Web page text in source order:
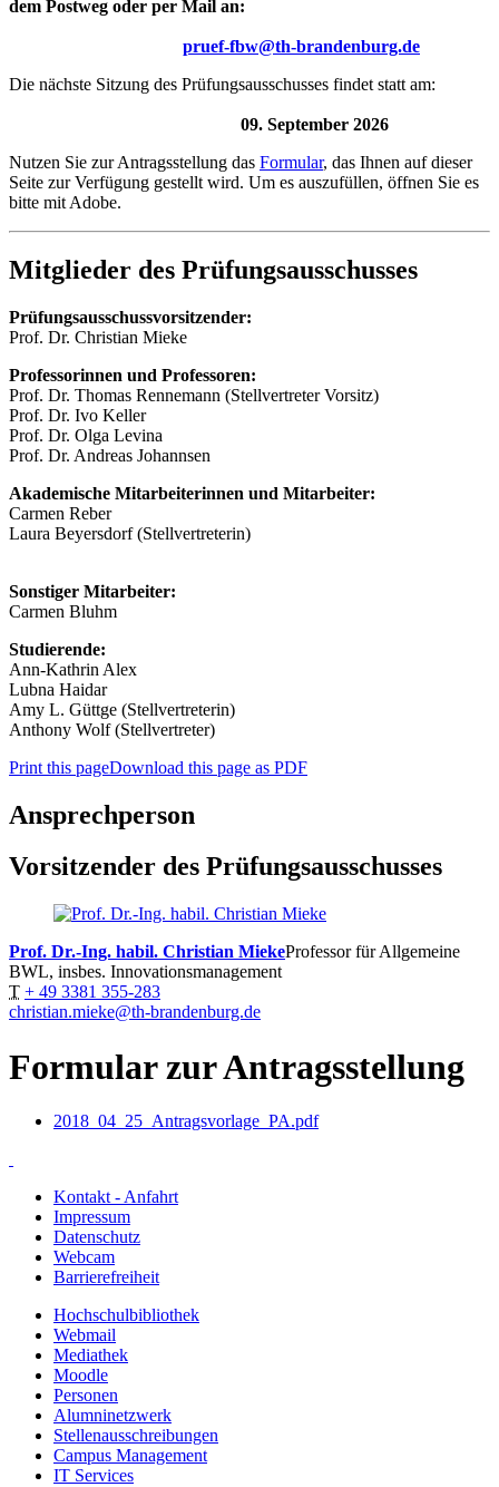
dem Postweg oder per Mail an:
pruef-fbw@th-brandenburg.de
Die nächste Sitzung des Prüfungsausschusses findet statt am:
09. September 2026
Nutzen Sie zur Antragsstellung das Formular, das Ihnen auf dieser
Seite zur Verfügung gestellt wird. Um es auszufüllen, öffnen Sie es
bitte mit Adobe.
Mitglieder des Prüfungsausschusses
Prüfungsausschussvorsitzender:
Prof. Dr. Christian Mieke
Professorinnen und Professoren:
Prof. Dr. Thomas Rennemann (Stellvertreter Vorsitz)
Prof. Dr. Ivo Keller
Prof. Dr. Olga Levina
Prof. Dr. Andreas Johannsen
Akademische Mitarbeiterinnen und Mitarbeiter:
Carmen Reber
Laura Beyersdorf (Stellvertreterin)
Sonstiger Mitarbeiter:
Carmen Bluhm
Studierende:
Ann-Kathrin Alex
Lubna Haidar
Amy L. Güttge (Stellvertreterin)
Anthony Wolf (Stellvertreter)
Print this pageDownload this page as PDF
Ansprechperson
Vorsitzender des Prüfungsausschusses
Prof. Dr.-Ing. habil. Christian MiekeProfessor für Allgemeine
BWL, insbes. Innovationsmanagement
T + 49 3381 355-283
christian.mieke@th-brandenburg.de
Formular zur Antragsstellung
2018_04_25_Antragsvorlage_PA.pdf
Kontakt - Anfahrt
Impressum
Datenschutz
Webcam
Barrierefreiheit
Hochschulbibliothek
Webmail
Mediathek
Moodle
Personen
Alumninetzwerk
Stellenausschreibungen
Campus Management
IT Services